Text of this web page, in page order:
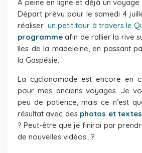
À peine en ligne et déjà un voyage
Départ prévu pour le samedi 4
réaliserun petit tour à travers le
programme afin de rallier la rive
îles de la madeleine, en passant
la Gaspésie.
La cyclonomade est encore en
pour mes anciens voyages. Je
peu de patience, mais ce n’est
résultat avec des photos et
? Peut-être que je finirai par
de nouvelles vidéos…?